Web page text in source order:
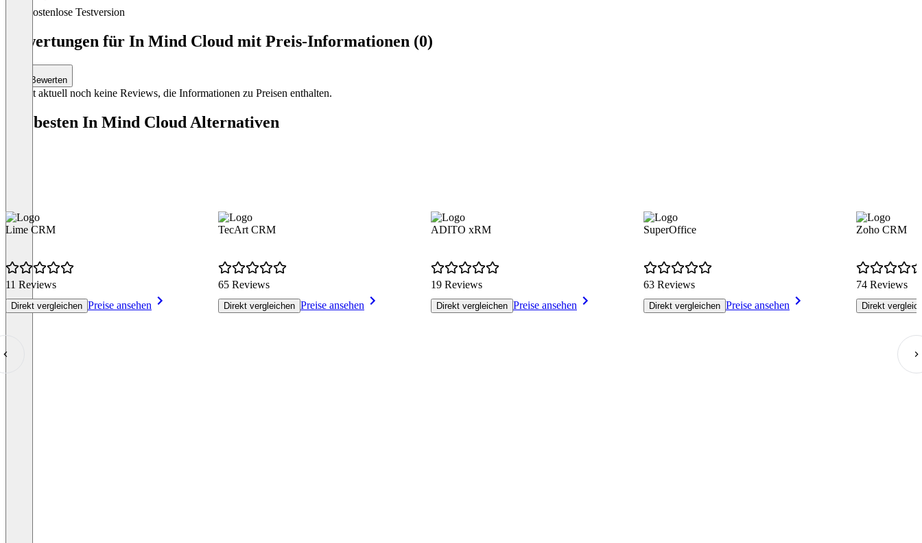
Kostenlose Testversion
Bewertungen für In Mind Cloud mit Preis-Informationen (0)
Bewerten
Es gibt aktuell noch keine Reviews, die Informationen zu Preisen enthalten.
Die besten In Mind Cloud Alternativen
Lime CRM
11 Reviews
Direkt vergleichen Preise ansehen
TecArt CRM
65 Reviews
Direkt vergleichen Preise ansehen
ADITO xRM
19 Reviews
Direkt vergleichen Preise ansehen
SuperOffice
63 Reviews
Direkt vergleichen Preise ansehen
Zoho CRM
74 Reviews
Direkt